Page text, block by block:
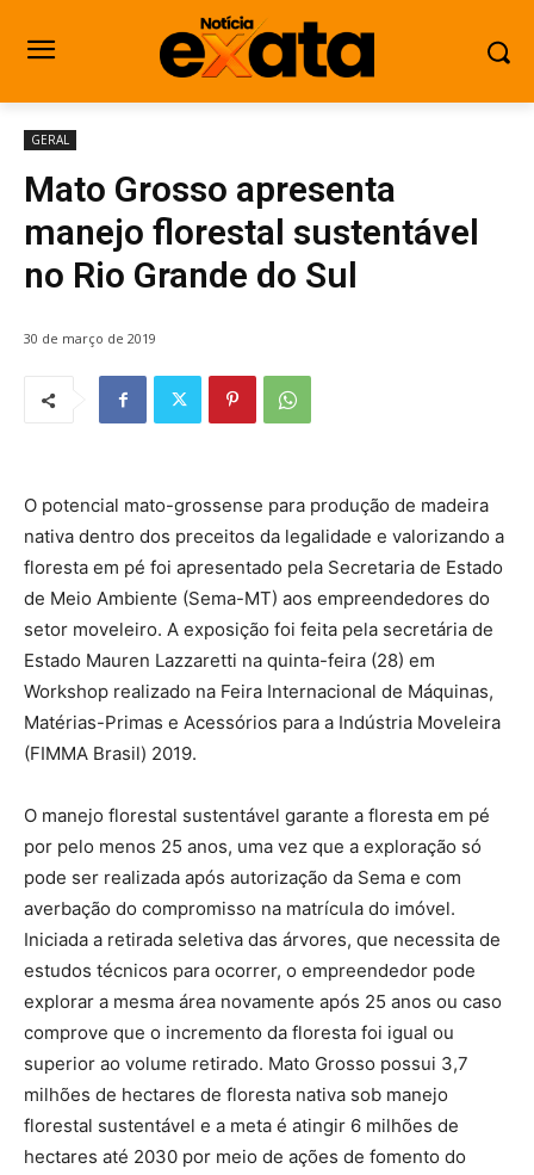
GERAL
Mato Grosso apresenta
manejo florestal sustentável
no Rio Grande do Sul
30 de março de 2019
O potencial mato-grossense para produção de madeira
nativa dentro dos preceitos da legalidade e valorizando a
floresta em pé foi apresentado pela Secretaria de Estado
de Meio Ambiente (Sema-MT) aos empreendedores do
setor moveleiro. A exposição foi feita pela secretária de
Estado Mauren Lazzaretti na quinta-feira (28) em
Workshop realizado na Feira Internacional de Máquinas,
Matérias-Primas e Acessórios para a Indústria Moveleira
(FIMMA Brasil) 2019.
O manejo florestal sustentável garante a floresta em pé
por pelo menos 25 anos, uma vez que a exploração só
pode ser realizada após autorização da Sema e com
averbação do compromisso na matrícula do imóvel.
Iniciada a retirada seletiva das árvores, que necessita de
estudos técnicos para ocorrer, o empreendedor pode
explorar a mesma área novamente após 25 anos ou caso
comprove que o incremento da floresta foi igual ou
superior ao volume retirado. Mato Grosso possui 3,7
milhões de hectares de floresta nativa sob manejo
florestal sustentável e a meta é atingir 6 milhões de
hectares até 2030 por meio de ações de fomento do